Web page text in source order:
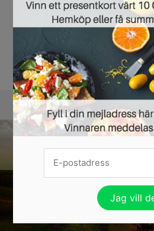
som vi presenterar idag: ett par in ear-
och tidningen Topphälsa som är själva
erbjudandet ut...
KOM I FORM MED